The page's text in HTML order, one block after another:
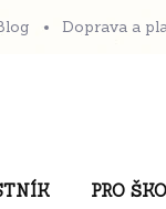
Doprava a
PRO